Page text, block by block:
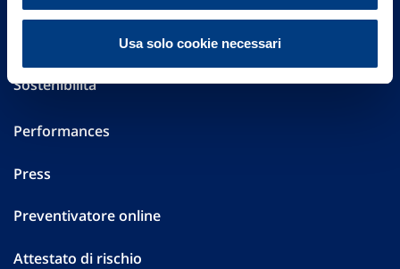
Usa solo cookie necessari
Altre informazioni
Sostenibilità
Performances
Press
Preventivatore online
Attestato di rischio